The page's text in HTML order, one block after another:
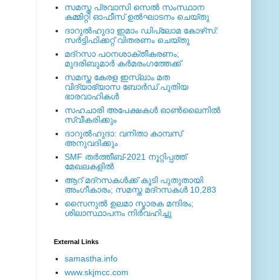
സമസ്ത പ്രവാസി സെല്‍ സംസ്ഥാന
കമ്മിറ്റി ഓഫീസ് ഉല്‍ഘാടനം ചെയ്തു
ദാറുല്‍ഹുദാ ഇമാം ഡിപ്ലോമ കോഴ്‌സ്:
സര്‍ട്ടിഫിക്കറ്റ് വിതരണം ചെയ്തു
മദ്‌റസാ പഠനശാക്തീകരണം;
മുദരിബുമാര്‍ കര്‍മരംഗത്തേക്ക്
സമസ്ത കേരള ഇസ്ലാം മത
വിദ്യാഭ്യാസ ബോര്‍ഡ് പുതിയ
ഭാരവാഹികള്‍
സഹചാരി അപേക്ഷകൾ ഓൺലൈനിൽ
സ്വീകരിക്കും
ദാറുല്‍ഹുദാ: വനിതാ കാമ്പസ്
അനുവദിക്കും
SMF തര്‍ത്തീബ്-2021 നൂറ്റിപ്പത്ത്
മേഖലകളില്‍
ആറ് മദ്റസകള്‍ക്ക് കൂടി പുതുതായി
അംഗീകാരം; സമസ്ത മദ്റസകള്‍ 10,283
സൈനുല്‍ ഉലമാ സ്മാരക മന്ദിരം;
ശിലാസ്ഥാപനം നിര്‍വഹിച്ചു
External ‎Links
samastha.info
www.skjmcc.com